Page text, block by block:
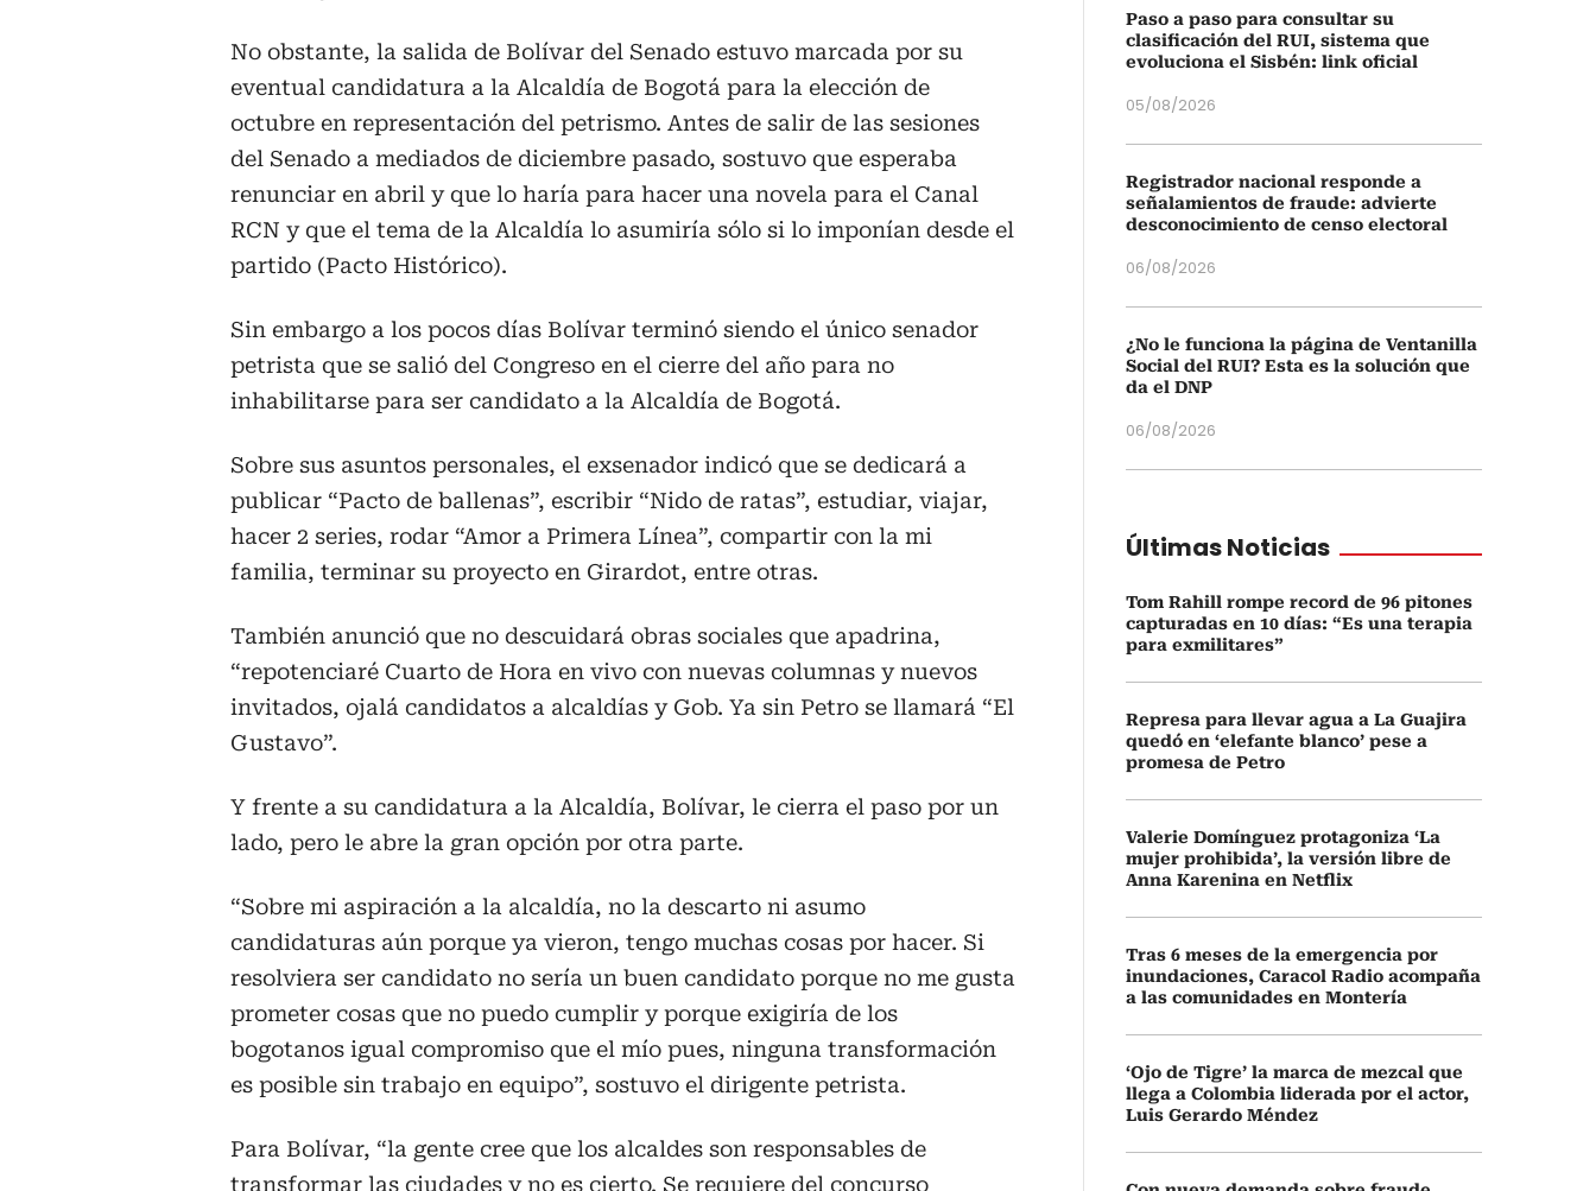
No obstante, la salida de Bolívar del Senado estuvo marcada por su
eventual candidatura a la Alcaldía de Bogotá para la elección de
octubre en representación del petrismo. Antes de salir de las sesiones
del Senado a mediados de diciembre pasado, sostuvo que esperaba
renunciar en abril y que lo haría para hacer una novela para el Canal
RCN y que el tema de la Alcaldía lo asumiría sólo si lo imponían desde el
partido (Pacto Histórico).
Sin embargo a los pocos días Bolívar terminó siendo el único senador
petrista que se salió del Congreso en el cierre del año para no
inhabilitarse para ser candidato a la Alcaldía de Bogotá.
Sobre sus asuntos personales, el exsenador indicó que se dedicará a
publicar “Pacto de ballenas”, escribir “Nido de ratas”, estudiar, viajar,
hacer 2 series, rodar “Amor a Primera Línea”, compartir con la mi
familia, terminar su proyecto en Girardot, entre otras.
También anunció que no descuidará obras sociales que apadrina,
“repotenciaré Cuarto de Hora en vivo con nuevas columnas y nuevos
invitados, ojalá candidatos a alcaldías y Gob. Ya sin Petro se llamará “El
Gustavo”.
Y frente a su candidatura a la Alcaldía, Bolívar, le cierra el paso por un
lado, pero le abre la gran opción por otra parte.
“Sobre mi aspiración a la alcaldía, no la descarto ni asumo
candidaturas aún porque ya vieron, tengo muchas cosas por hacer. Si
resolviera ser candidato no sería un buen candidato porque no me gusta
prometer cosas que no puedo cumplir y porque exigiría de los
bogotanos igual compromiso que el mío pues, ninguna transformación
es posible sin trabajo en equipo”, sostuvo el dirigente petrista.
Para Bolívar, “la gente cree que los alcaldes son responsables de
transformar las ciudades y no es cierto. Se requiere del concurso
Paso a paso para consultar su
clasificación del RUI, sistema que
evoluciona el Sisbén: link oficial
05/08/2026
Registrador nacional responde a
señalamientos de fraude: advierte
desconocimiento de censo electoral
06/08/2026
¿No le funciona la página de Ventanilla
Social del RUI? Esta es la solución que
da el DNP
06/08/2026
Últimas Noticias
Tom Rahill rompe record de 96 pitones
capturadas en 10 días: “Es una terapia
para exmilitares”
Represa para llevar agua a La Guajira
quedó en ‘elefante blanco’ pese a
promesa de Petro
Valerie Domínguez protagoniza ‘La
mujer prohibida’, la versión libre de
Anna Karenina en Netflix
Tras 6 meses de la emergencia por
inundaciones, Caracol Radio acompaña
a las comunidades en Montería
‘Ojo de Tigre’ la marca de mezcal que
llega a Colombia liderada por el actor,
Luis Gerardo Méndez